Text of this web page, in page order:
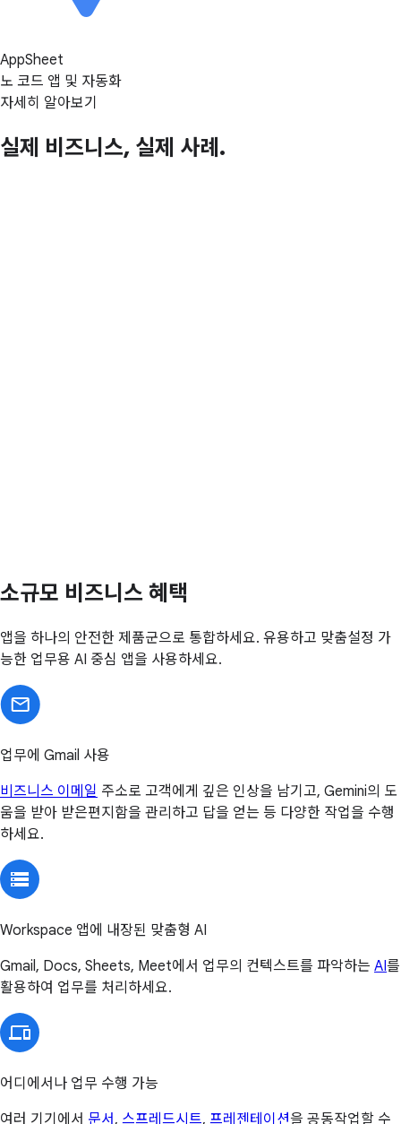
AppSheet
노 코드 앱 및 자동화
자세히 알아보기
실제 비즈니스, 실제 사례.
소규모 비즈니스 혜택
앱을 하나의 안전한 제품군으로 통합하세요. 유용하고 맞춤설정 가
능한 업무용 AI 중심 앱을 사용하세요.
업무에 Gmail 사용
비즈니스 이메일 주소로 고객에게 깊은 인상을 남기고, Gemini의 도
움을 받아 받은편지함을 관리하고 답을 얻는 등 다양한 작업을 수행
하세요.
Workspace 앱에 내장된 맞춤형 AI
Gmail, Docs, Sheets, Meet에서 업무의 컨텍스트를 파악하는 AI를
활용하여 업무를 처리하세요.
어디에서나 업무 수행 가능
여러 기기에서 문서 , 스프레드시트, 프레젠테이션을 공동작업할 수